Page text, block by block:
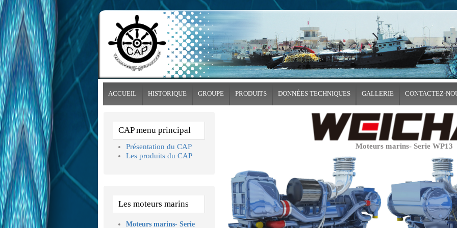
ACCUEIL HISTORIQUE GROUPE PRODUITS DONNÉES TECHNIQUES GALLERIE CONTACTEZ-
CAP menu principal
Présentation du CAP
Les produits du CAP
Les moteurs marins
Moteurs marins- Serie
Moteurs marins- Serie WP13